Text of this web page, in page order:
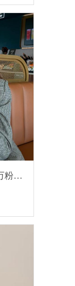
TikTok网红推荐：美国160万粉丝的穿搭时尚类博主